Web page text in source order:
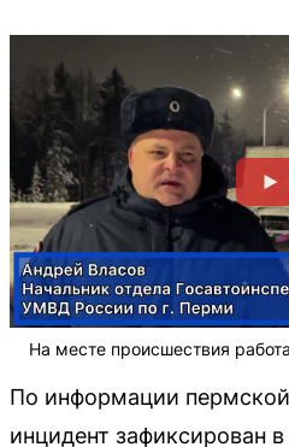
На месте происшествия
По информации
инцидент зафиксирован